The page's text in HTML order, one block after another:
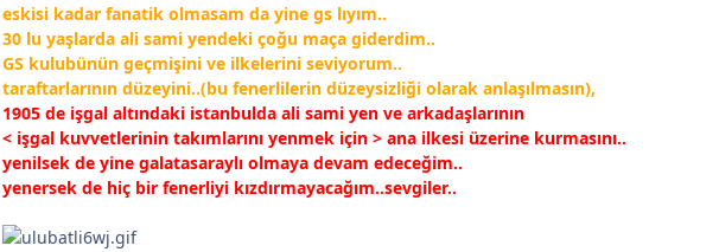
eskisi kadar fanatik olmasam da yine gs lıyım..
30 lu yaşlarda ali sami yendeki çoğu maça giderdim..
GS kulubünün geçmişini ve ilkelerini seviyorum..
taraftarlarının düzeyini..(bu fenerlilerin düzeysizliği olarak anlaşılmasın),
1905 de işgal altındaki istanbulda ali sami yen ve arkadaşlarının
< işgal kuvvetlerinin takımlarını yenmek için > ana ilkesi üzerine kurmasını..
yenilsek de yine galatasaraylı olmaya devam edeceğim..
yenersek de hiç bir fenerliyi kızdırmayacağım..sevgiler..